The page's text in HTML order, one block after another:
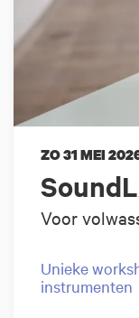
Voor
ZO 31 MEI
Unieke
instrumenten